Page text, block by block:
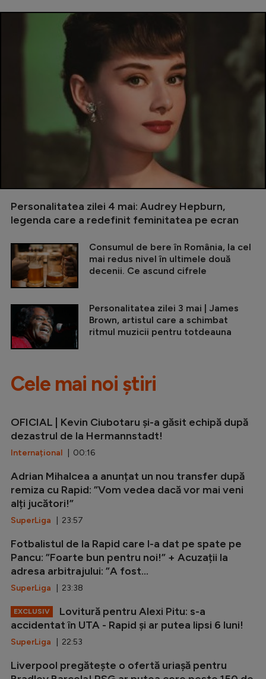
Personalitatea zilei 4 mai: Audrey Hepburn,
legenda care a redefinit feminitatea pe ecran
Consumul de bere în România, la cel
mai redus nivel în ultimele două
decenii. Ce ascund cifrele
Personalitatea zilei 3 mai | James
Brown, artistul care a schimbat
ritmul muzicii pentru totdeauna
Cele mai noi știri
OFICIAL | Kevin Ciubotaru și-a găsit echipă după
dezastrul de la Hermannstadt!
Internațional | 00:16
Adrian Mihalcea a anunțat un nou transfer după
remiza cu Rapid: ”Vom vedea dacă vor mai veni
alți jucători!”
SuperLiga | 23:57
Fotbalistul de la Rapid care l-a dat pe spate pe
Pancu: ”Foarte bun pentru noi!” + Acuzații la
adresa arbitrajului: ”A fost...
SuperLiga | 23:38
EXCLUSIV
Lovitură pentru Alexi Pitu: s-a
accidentat în UTA - Rapid și ar putea lipsi 6 luni!
SuperLiga | 22:53
Liverpool pregătește o ofertă uriașă pentru